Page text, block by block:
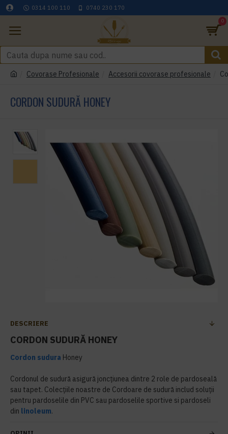
0314 100 110 0740 230 170
0
Covorase Profesionale Accesorii covorase profesionale
CORDON SUDURĂ HONEY
DESCRIERE
CORDON SUDURĂ HONEY
Cordon sudura Honey
Cordonul de sudură asigură joncțiunea dintre 2 role de pardoseală
sau tapet. Colecțiile noastre de Cordoare de sudură includ soluții
pentru pardoselile din PVC sau pardoselile sportive si pardoseli
din linoleum.